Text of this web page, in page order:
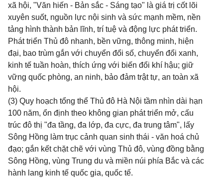
xã hội, "Văn hiến - Bản sắc - Sáng tạo" là giá trị cốt lõi
xuyên suốt, nguồn lực nội sinh và sức mạnh mềm, nền
tảng hình thành bản lĩnh, trí tuệ và động lực phát triển.
Phát triển Thủ đô nhanh, bền vững, thông minh, hiện
đại, bao trùm gắn với chuyển đổi số, chuyển đổi xanh,
kinh tế tuần hoàn, thích ứng với biến đổi khí hậu; giữ
vững quốc phòng, an ninh, bảo đảm trật tự, an toàn xã
hội.
(3) Quy hoạch tổng thể Thủ đô Hà Nội tầm nhìn dài hạn
100 năm, ổn định theo không gian phát triển mở, cấu
trúc đô thị "đa tầng, đa lớp, đa cực, đa trung tâm", lấy
Sông Hồng làm trục cảnh quan sinh thái - văn hoá chủ
đạo; gắn kết chặt chẽ với vùng Thủ đô, vùng đồng bằng
Sông Hồng, vùng Trung du và miền núi phía Bắc và các
hành lang kinh tế quốc gia, quốc tế.